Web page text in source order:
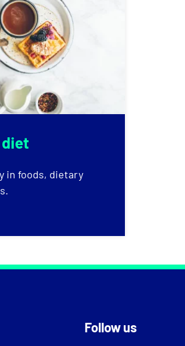
diet
in foods, dietary
Follow us